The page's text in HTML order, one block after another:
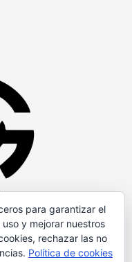
para garantizar el
y mejorar nuestros
rechazar las no
Política de cookies